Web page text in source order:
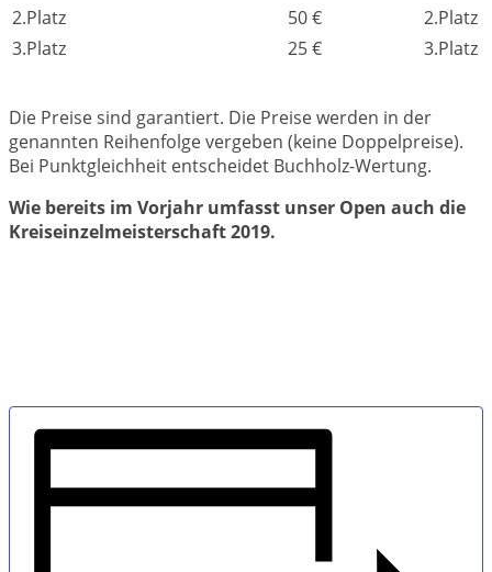
2.Platz
50 €
2.Platz
3.Platz
25 € 3.Platz
Die Preise sind garantiert. Die Preise werden in der
genannten Reihenfolge vergeben (keine Doppelpreise).
Bei Punktgleichheit entscheidet Buchholz-Wertung.
Wie bereits im Vorjahr umfasst unser Open auch die
Kreiseinzelmeisterschaft 2019.